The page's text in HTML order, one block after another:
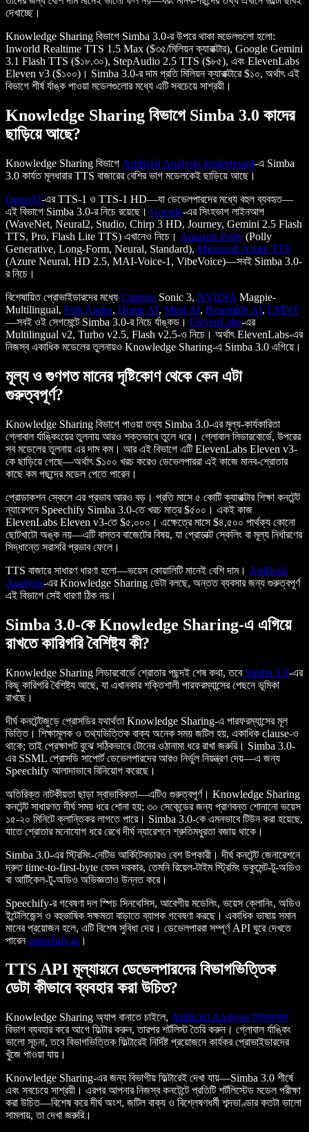
দেখাচ্ছে।
Knowledge Sharing বিভাগে Simba 3.0-র উপরে থাকা মডেলগুলো হলো:
Inworld Realtime TTS 1.5 Max ($৩৫/মিলিয়ন ক্যারাক্টার), Google Gemini
3.1 Flash TTS ($১৮.৩০), StepAudio 2.5 TTS ($৮৫), এবং ElevenLabs
Eleven v3 ($১০০)। Simba 3.0-র দাম প্রতি মিলিয়ন ক্যারাক্টারে $১০, অর্থাৎ এই
বিভাগে শীর্ষ র্যাঙ্ক পাওয়া মডেলগুলোর মধ্যে এটি সবচেয়ে সাশ্রয়ী।
Knowledge Sharing বিভাগে Simba 3.0 কাদের
ছাড়িয়ে আছে?
Knowledge Sharing বিভাগে Artificial Analysis leaderboard-এ Simba
3.0 কার্যত মূলধারার TTS বাজারের বেশির ভাগ মডেলকেই ছাড়িয়ে আছে।
OpenAI-এর TTS-1 ও TTS-1 HD—যা ডেভেলপারদের মধ্যে বহুল ব্যবহৃত—
এই বিভাগে Simba 3.0-র নিচে রয়েছে। Google-এর সিংহভাগ লাইনআপ
(WaveNet, Neural2, Studio, Chirp 3 HD, Journey, Gemini 2.5 Flash
TTS, Pro, Flash Lite TTS) এখানেও নিচে। Amazon Polly (Polly
Generative, Long-Form, Neural, Standard), Microsoft Azure TTS
(Azure Neural, HD 2.5, MAI-Voice-1, VibeVoice)—সবই Simba 3.0-
র নিচে।
বিশেষায়িত প্রোভাইডারদের মধ্যে Cartesia Sonic 3, NVIDIA Magpie-
Multilingual, Fish Audio, Hume AI, Murf AI, Resemble AI, LMNT
—সবই ওই সেগমেন্টে Simba 3.0-র নিচে র্যাঙ্কড। ElevenLabs-এর
Multilingual v2, Turbo v2.5, Flash v2.5-ও নিচে। অর্থাৎ ElevenLabs-এর
নিজস্ব একাধিক মডেলের তুলনায়ও Knowledge Sharing-এ Simba 3.0 এগিয়ে।
মূল্য ও গুণগত মানের দৃষ্টিকোণ থেকে কেন এটা
গুরুত্বপূর্ণ?
Knowledge Sharing বিভাগে পাওয়া তথ্য Simba 3.0-এর মূল্য-কার্যকারিতা
গ্লোবাল র্যাঙ্কিংয়ের তুলনায় আরও শক্তভাবে তুলে ধরে। গ্লোবাল লিডারবোর্ডে, উপরের
সব মডেলের তুলনায় এর দাম কম। আর এই বিভাগে এটি ElevenLabs Eleven v3-
কে ছাড়িয়ে গেছে—অর্থাৎ $১০০ খরচ করেও ডেভেলপাররা এই কাজে মানব-শ্রোতার
কাছে কম পছন্দের মডেল পেতে পারেন।
প্রোডাকশন স্কেলে এর প্রভাব আরও বড়। প্রতি মাসে ৫ কোটি ক্যারাক্টার শিক্ষা কনটেন্ট
ন্যারেশনে Speechify Simba 3.0-তে খরচ মাত্র $৫০০। একই কাজ
ElevenLabs Eleven v3-তে $৫,০০০। এক্ষেত্রে মাসে $৪,৫০০ পার্থক্য কোনো
ছোটখাটো অঙ্ক নয়—এটি বাস্তব বাজেটের বিষয়, যা প্রোডাক্ট স্কেলিং বা মূল্য নির্ধারণের
সিদ্ধান্তে সরাসরি প্রভাব ফেলে।
TTS বাজারে সাধারণ ধারণা হলো—ভয়েস কোয়ালিটি মানেই বেশি দাম। Artificial
Analysis-এর Knowledge Sharing ডেটা বলছে, অন্তত ব্যবসার জন্য গুরুত্বপূর্ণ
এই বিভাগে সেই ধারণা ঠিক নয়।
Simba 3.0-কে Knowledge Sharing-এ এগিয়ে
রাখতে কারিগরি বৈশিষ্ট্য কী?
Knowledge Sharing লিডারবোর্ডে শ্রোতার পছন্দই শেষ কথা, তবে Simba 3.0-এর
কিছু কারিগরি বৈশিষ্ট্য আছে, যা এখানকার শক্তিশালী পারফরম্যান্সের পেছনে ভূমিকা
রাখছে।
দীর্ঘ কনটেন্টজুড়ে প্রোসডির যথার্থতা Knowledge Sharing-এ পারফরম্যান্সের মূল
ভিত্তি। শিক্ষামূলক ও তথ্যভিত্তিক বাক্য অনেক সময় জটিল হয়, একাধিক clause-ও
থাকে; তাই প্রেক্ষাপট বুঝে সঠিকভাবে টোনের ওঠানামা ধরে রাখা জরুরি। Simba 3.0-
এর SSML প্রোসডি সাপোর্ট ডেভেলপারদের আরও নির্ভুল নিয়ন্ত্রণ দেয়—এ জন্য
Speechify আলাদাভাবে বিনিয়োগ করেছে।
অতিরিক্ত নাটকীয়তা ছাড়া স্বাভাবিকতা—এটিও গুরুত্বপূর্ণ। Knowledge Sharing
কনটেন্ট সাধারণত দীর্ঘ সময় ধরে শোনা হয়; ৩০ সেকেন্ডের জন্য প্রাণবন্ত শোনানো ভয়েস
১৫-২০ মিনিটে ক্লান্তিকর লাগতে পারে। Simba 3.0-কে এমনভাবে টিউন করা হয়েছে,
যাতে শ্রোতার মনোযোগ ধরে রেখে দীর্ঘ ন্যারেশনে শ্রুতিমধুরতা বজায় থাকে।
Simba 3.0-এর স্ট্রিমিং-নেটিভ আর্কিটেকচারও বেশ উপকারী। দীর্ঘ কনটেন্ট জেনারেশনে
দ্রুত time-to-first-byte যেমন দরকার, তেমনি রিয়েল-টাইম স্ট্রিমিং ডকুমেন্ট-টু-অডিও
বা আর্টিকেল-টু-অডিও অভিজ্ঞতাও উন্নত করে।
Speechify-র গবেষণা দল স্পিচ সিনথেসিস, আবেগীয় মডেলিং, ভয়েস ক্লোনিং, অডিও
ইন্টেলিজেন্স ও বহুভাষিক সক্ষমতা বাড়াতে ব্যাপক গবেষণা করছে। একাধিক ভাষায় সমান
মানের প্রয়োজন হলে, এটি বিশেষ সুবিধা দেয়। ডেভেলপাররা সম্পূর্ণ API ঘুরে দেখতে
পারেনspeechify.ai ।
TTS API মূল্যায়নে ডেভেলপারদের বিভাগভিত্তিক
ডেটা কীভাবে ব্যবহার করা উচিত?
Knowledge Sharing অ্যাপ বানাতে চাইলে, Artificial Analysis লিডারবোর্ড
বিভাগ ব্যবহার করে আগে ফিল্টার করুন, তারপর শর্টলিস্ট তৈরি করুন। গ্লোবাল র্যাঙ্কিং
ভালো সূচনা, তবে বিভাগভিত্তিক ফিল্টারেই নির্দিষ্ট প্রয়োজনে কার্যকর প্রোভাইডারদের
খুঁজে পাওয়া যায়।
Knowledge Sharing-এর জন্য বিভাগীয় ফিল্টারেই দেখা যায়—Simba 3.0 শীর্ষে
এবং সবচেয়ে সাশ্রয়ী। এরপর আপনার নিজস্ব কনটেন্টে প্রতিটি শর্টলিস্টেড মডেল পরীক্ষা
করা উচিত—বিশেষ করে দীর্ঘ অংশ, জটিল বাক্য ও বিশ্লেষণধর্মী শব্দভাণ্ডার কতটা ভালো
সামলায়, তা দেখা জরুরি।